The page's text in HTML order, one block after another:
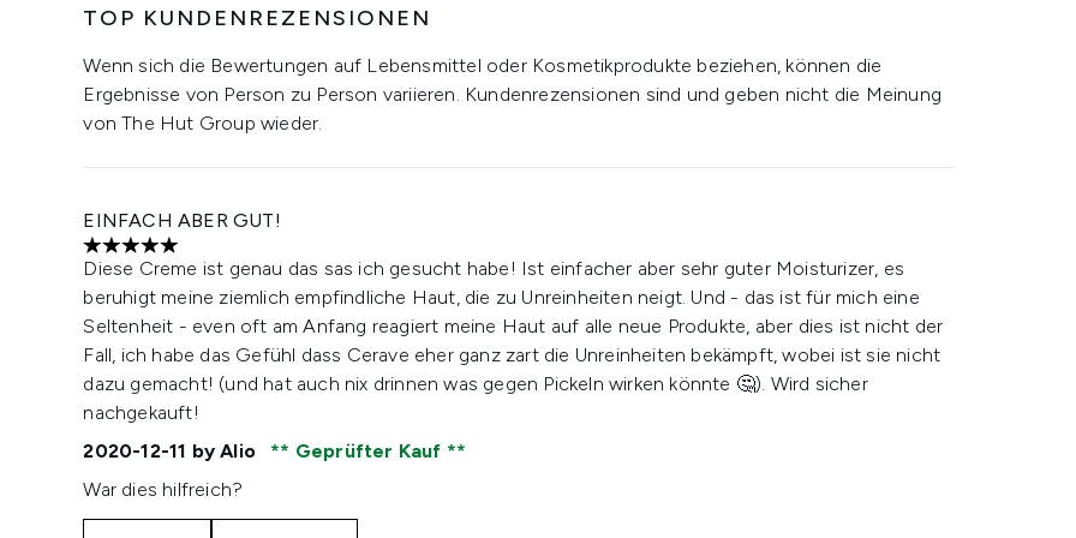
TOP KUNDENREZENSIONEN
Wenn sich die Bewertungen auf Lebensmittel oder Kosmetikprodukte beziehen, können die
Ergebnisse von Person zu Person variieren. Kundenrezensionen sind und geben nicht die Meinung
von The Hut Group wieder.
EINFACH ABER GUT!
5 stars out of a maximum of 5
Diese Creme ist genau das sas ich gesucht habe! Ist einfacher aber sehr guter Moisturizer, es
beruhigt meine ziemlich empfindliche Haut, die zu Unreinheiten neigt. Und - das ist für mich eine
Seltenheit - even oft am Anfang reagiert meine Haut auf alle neue Produkte, aber dies ist nicht der
Fall, ich habe das Gefühl dass Cerave eher ganz zart die Unreinheiten bekämpft, wobei ist sie nicht
dazu gemacht! (und hat auch nix drinnen was gegen Pickeln wirken könnte 🤔). Wird sicher
nachgekauft!
2020-12-11 by Alio
Geprüfter Kauf
War dies hilfreich?